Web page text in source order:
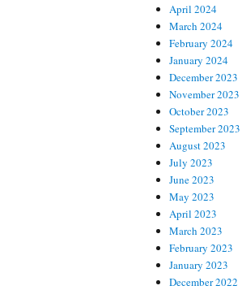
April 2024
March 2024
February 2024
January 2024
December 2023
November 2023
October 2023
September 2023
August 2023
July 2023
June 2023
May 2023
April 2023
March 2023
February 2023
January 2023
December 2022